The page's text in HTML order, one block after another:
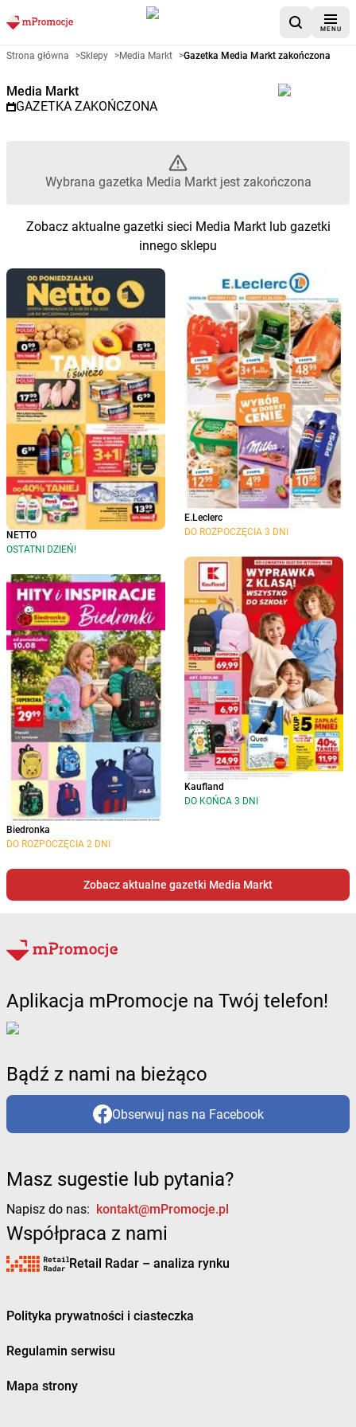
MENU
Gazetka promocyjna Media
Strona główna >Sklepy >Media Markt >Gazetka Media Markt zakończona
Media Markt
GAZETKA ZAKOŃCZONA
Wybrana gazetka Media Markt jest zakończona
Zobacz aktualne gazetki sieci Media Markt lub gazetki
innego sklepu
NETTO
OSTATNI DZIEŃ!
Biedronka
DO ROZPOCZĘCIA 2 DNI
E.Leclerc
DO ROZPOCZĘCIA 3 DNI
Kaufland
DO KOŃCA 3 DNI
Zobacz aktualne gazetki Media Markt
Aplikacja mPromocje na Twój telefon!
Bądź z nami na bieżąco
Obserwuj nas na Facebook
Masz sugestie lub pytania?
Napisz do nas: kontakt@mPromocje.pl
Współpraca z nami
Retail Radar – analiza rynku
Polityka prywatności i ciasteczka
Regulamin serwisu
Mapa strony